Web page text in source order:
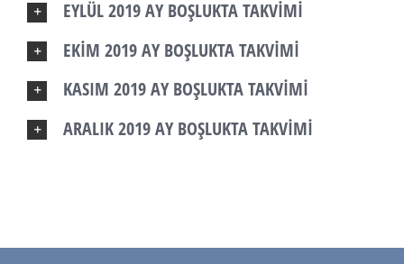
EYLÜL 2019 AY BOŞLUKTA TAKVİMİ
EKİM 2019 AY BOŞLUKTA TAKVİMİ
KASIM 2019 AY BOŞLUKTA TAKVİMİ
ARALIK 2019 AY BOŞLUKTA TAKVİMİ